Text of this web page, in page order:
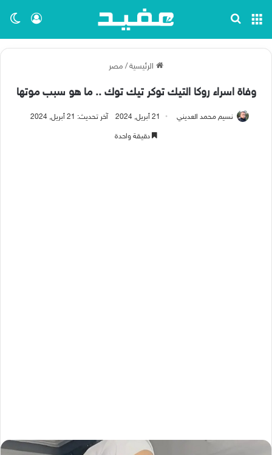
تسجيل القائمة
الرئيسية/ مصر
وفاة اسراء روكا التيك توكر تيك توك .. ما هو سبب موتها
نسيم محمد العديني 21 أبريل, 2024 آخر تحديث: 21 أبريل, 2024
دقيقة واحدة